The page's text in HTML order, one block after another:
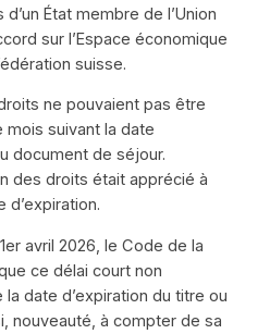
État membre de l’Union
sur l’Espace économique
suisse.
ne pouvaient pas être
mois suivant la date
document de séjour.
des droits était apprécié à
avril 2026, le Code de la
ce délai court non
date d’expiration du titre ou
nouveauté, à compter de sa